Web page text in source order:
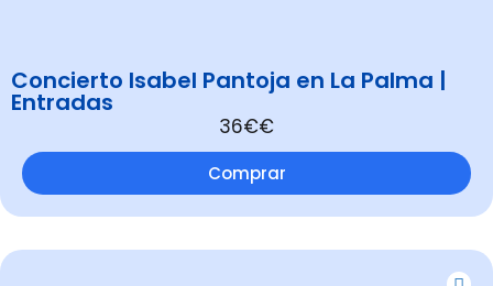
Concierto Isabel Pantoja en La Palma |
Entradas
36€€
Comprar